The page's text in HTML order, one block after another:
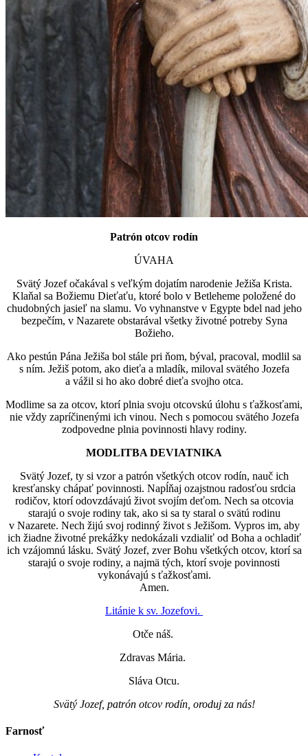
Patrón otcov rodín
ÚVAHA
Svätý Jozef očakával s veľkým dojatím narodenie Ježiša Krista.
Klaňal sa Božiemu Dieťaťu, ktoré bolo v Betleheme položené do
chudobných jasieľ na slamu. Vo vyhnanstve v Egypte bdel nad jeho
bezpečím, v Nazarete obstarával všetky životné potreby Syna
Božieho.
Ako pestún Pána Ježiša bol stále pri ňom, býval, pracoval, modlil sa
s ním. Ježiš potom, ako dieťa a mladík, miloval svätého Jozefa
a vážil si ho ako dobré dieťa svojho otca.
Modlime sa za otcov, ktorí plnia svoju otcovskú úlohu s ťažkosťami,
nie vždy zapríčinenými ich vinou. Nech s pomocou svätého Jozefa
zodpovedne plnia povinnosti hlavy rodiny.
MODLITBA DEVIATNIKA
Svätý Jozef, ty si vzor a patrón všetkých otcov rodín, nauč ich
kresťansky chápať povinnosti. Napĺňaj ozajstnou radosťou srdcia
rodičov, ktorí odovzdávajú život svojím deťom. Nech sa otcovia
starajú o svoje rodiny tak, ako si sa ty staral o svätú rodinu
v Nazarete. Nech žijú svoj rodinný život s Ježišom. Vypros im, aby
ich žiadne životné prekážky nedokázali vzdialiť od Boha a ochladiť
ich vzájomnú lásku. Svätý Jozef, zver Bohu všetkých otcov, ktorí sa
starajú o svoje rodiny, a najmä tých, ktorí svoje povinnosti
vykonávajú s ťažkosťami.
Amen.
Litánie k sv. Jozefovi.
Otče náš.
Zdravas Mária.
Sláva Otcu.
Svätý Jozef, patrón otcov rodín, oroduj za nás!
Farnosť